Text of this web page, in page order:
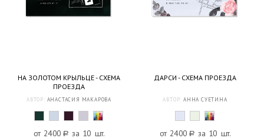
НА ЗОЛОТОМ КРЫЛЬЦЕ - СХЕМА
ПРОЕЗДА
АВТОР: АНАСТАСИЯ МАКАРОВА
от 2400 a за 10 шт.
ДАРСИ - СХЕМА ПРОЕЗДА
АВТОР: АННА СУЕТИНА
от 2400 a за 10 шт.